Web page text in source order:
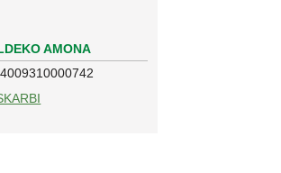
AMONA